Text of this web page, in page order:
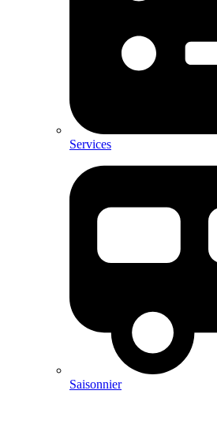
Services
Saisonnier